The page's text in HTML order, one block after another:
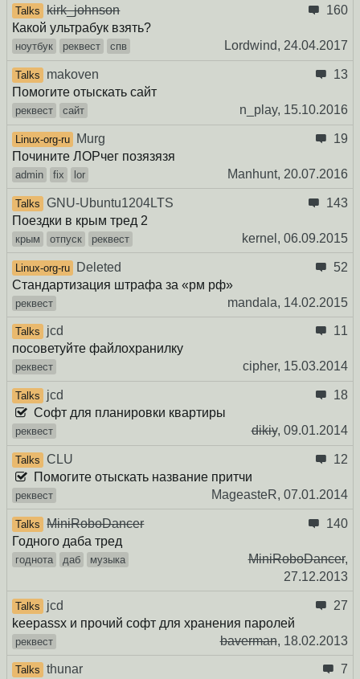
Talks kirk_johnson
160
Какой ультрабук взять?
ноутбук реквест спв Lordwind, 24.04.2017
Talks makoven
13
Помогите отыскать сайт
реквест сайт n_play, 15.10.2016
Linux-org-ru Murg
19
Почините ЛОРчег позязязя
admin fix lor Manhunt, 20.07.2016
Talks GNU-Ubuntu1204LTS
143
Поездки в крым тред 2
крым отпуск реквест kernel, 06.09.2015
Linux-org-ru Deleted
52
Стандартизация штрафа за «рм рф»
реквест mandala, 14.02.2015
Talks jcd
11
посоветуйте файлохранилку
реквест cipher, 15.03.2014
Talks jcd
18
Софт для планировки квартиры
реквест dikiy, 09.01.2014
Talks CLU
12
Помогите отыскать название притчи
реквест MageasteR, 07.01.2014
Talks MiniRoboDancer
140
Годного даба тред
годнота даб музыка MiniRoboDancer,
27.12.2013
Talks jcd
27
keepassx и прочий софт для хранения паролей
реквест baverman, 18.02.2013
Talks thunar 7